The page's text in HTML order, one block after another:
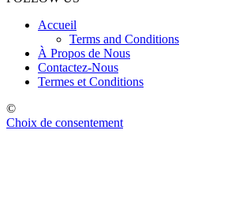
Accueil
Terms and Conditions
À Propos de Nous
Contactez-Nous
Termes et Conditions
©
Choix de consentement